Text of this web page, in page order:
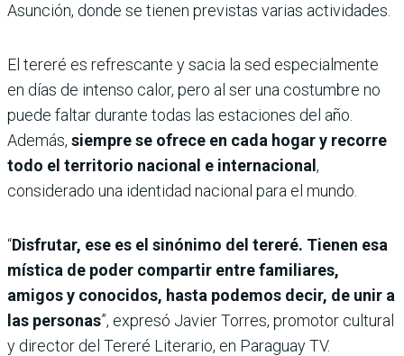
Asunción, donde se tienen previstas varias actividades.
El tereré es refrescante y sacia la sed especialmente
en días de intenso calor, pero al ser una costumbre no
puede faltar durante todas las estaciones del año.
Además, siempre se ofrece en cada hogar y recorre
todo el territorio nacional e internacional ,
considerado una identidad nacional para el mundo.
“Disfrutar, ese es el sinónimo del tereré. Tienen esa
mística de poder compartir entre familiares,
amigos y conocidos, hasta podemos decir, de unir a
las personas”, expresó Javier Torres, promotor cultural
y director del Tereré Literario, en Paraguay TV.